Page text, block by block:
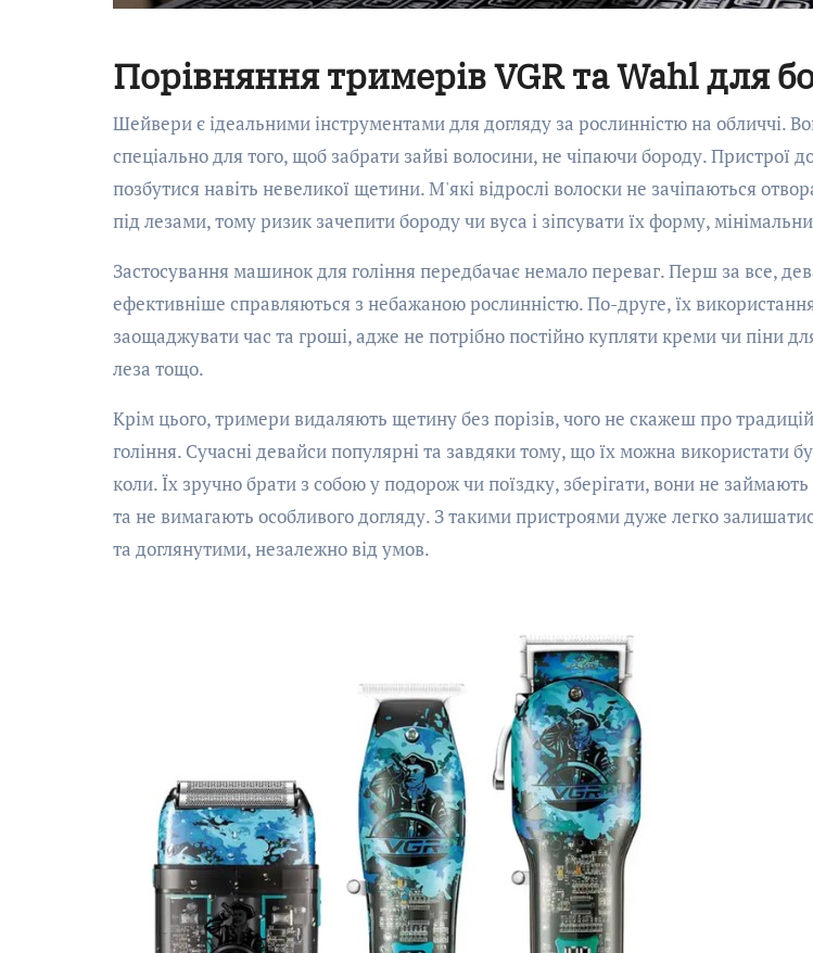
Порівняння тримерів VGR та Wahl для
Шейвери є ідеальними інструментами для догляду за рослинністю на обличчі.
спеціально для того, щоб забрати зайві волосини, не чіпаючи бороду. Пристрої
позбутися навіть невеликої щетини. М'які відрослі волоски не зачіпаються
під лезами, тому ризик зачепити бороду чи вуса і зіпсувати їх форму,
Застосування машинок для гоління передбачає немало переваг. Перш за все,
ефективніше справляються з небажаною рослинністю. По-друге, їх
заощаджувати час та гроші, адже не потрібно постійно купляти креми чи піни
леза тощо.
Крім цього, тримери видаляють щетину без порізів, чого не скажеш про
гоління. Сучасні девайси популярні та завдяки тому, що їх можна використати
коли. Їх зручно брати з собою у подорож чи поїздку, зберігати, вони не займають
та не вимагають особливого догляду. З такими пристроями дуже легко
та доглянутими, незалежно від умов.